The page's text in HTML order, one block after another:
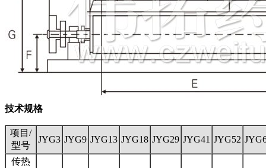
技术规格
项目/
型号
JYG3 JYG9 JYG13 JYG18 JYG29 JYG41 JYG52
传热